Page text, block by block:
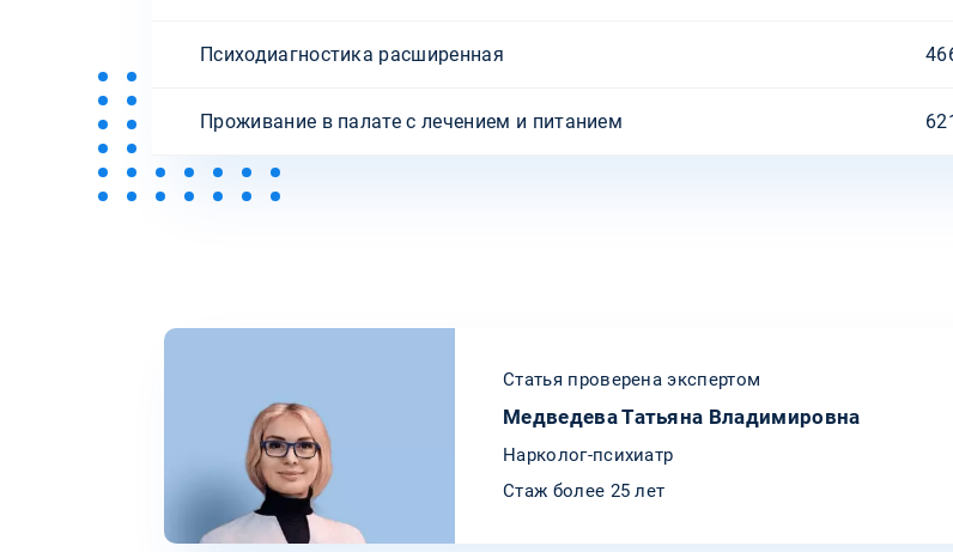
Психодиагностика расширенная
Проживание в палате с лечением и питанием
Статья проверена экспертом
Медведева Татьяна Владимировна
Нарколог-психиатр
Стаж более 25 лет